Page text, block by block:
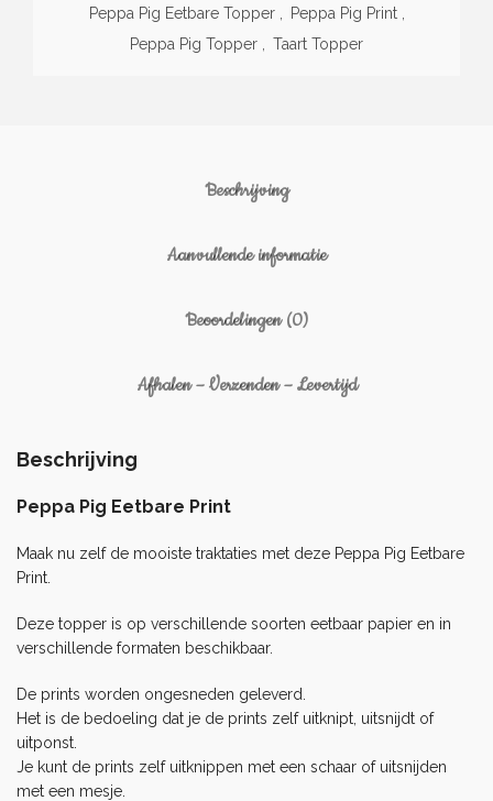
Peppa Pig Eetbare Topper
Peppa Pig Print
Peppa Pig Topper
Taart Topper
Beschrijving
Aanvullende informatie
Beoordelingen (0)
Afhalen – Verzenden – Levertijd
Beschrijving
Peppa Pig Eetbare Print
Maak nu zelf de mooiste traktaties met deze Peppa Pig Eetbare
Print.
Deze topper is op verschillende soorten eetbaar papier en in
verschillende formaten beschikbaar.
De prints worden ongesneden geleverd.
Het is de bedoeling dat je de prints zelf uitknipt, uitsnijdt of
uitponst.
Je kunt de prints zelf uitknippen met een schaar of uitsnijden
met een mesje.